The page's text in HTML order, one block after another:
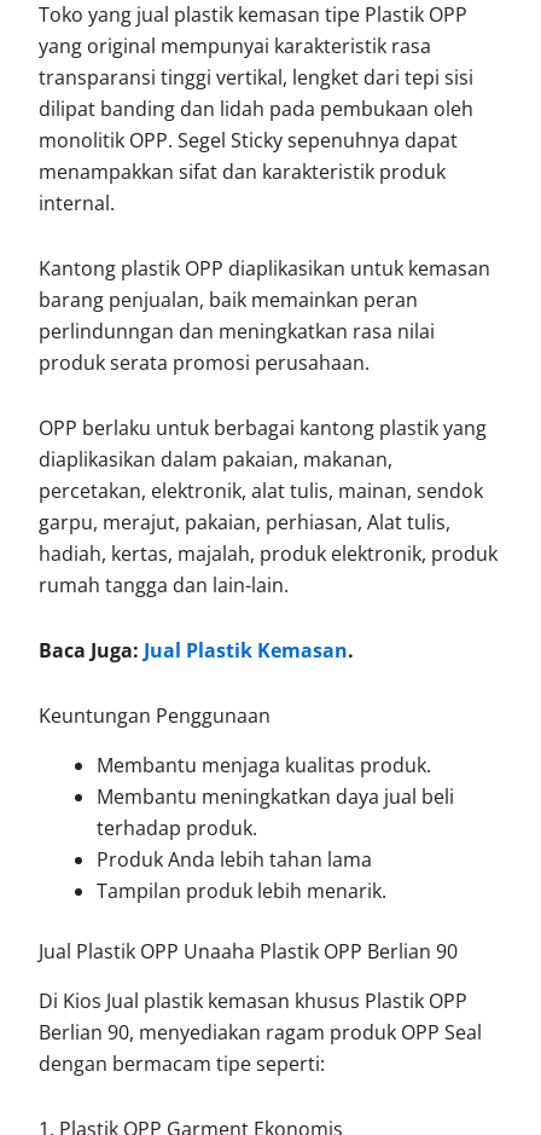
Toko yang jual plastik kemasan tipe Plastik OPP
yang original mempunyai karakteristik rasa
transparansi tinggi vertikal, lengket dari tepi sisi
dilipat banding dan lidah pada pembukaan oleh
monolitik OPP. Segel Sticky sepenuhnya dapat
menampakkan sifat dan karakteristik produk
internal.
Kantong plastik OPP diaplikasikan untuk kemasan
barang penjualan, baik memainkan peran
perlindunngan dan meningkatkan rasa nilai
produk serata promosi perusahaan.
OPP berlaku untuk berbagai kantong plastik yang
diaplikasikan dalam pakaian, makanan,
percetakan, elektronik, alat tulis, mainan, sendok
garpu, merajut, pakaian, perhiasan, Alat tulis,
hadiah, kertas, majalah, produk elektronik, produk
rumah tangga dan lain-lain.
Baca Juga: Jual Plastik Kemasan.
Keuntungan Penggunaan
Membantu menjaga kualitas produk.
Membantu meningkatkan daya jual beli
terhadap produk.
Produk Anda lebih tahan lama
Tampilan produk lebih menarik.
Jual Plastik OPP Unaaha Plastik OPP Berlian 90
Di Kios Jual plastik kemasan khusus Plastik OPP
Berlian 90, menyediakan ragam produk OPP Seal
dengan bermacam tipe seperti:
1. Plastik OPP Garment Ekonomis